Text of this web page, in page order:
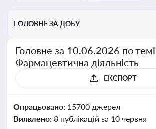
ГОЛОВНЕ ЗА ДОБУ
Головне за 10.06.2026 по
Фармацевтична діяльність
ЕКСПОРТ
Опрацьовано: 15700 джерел
Виявлено: 8 публікацій за 10 червня